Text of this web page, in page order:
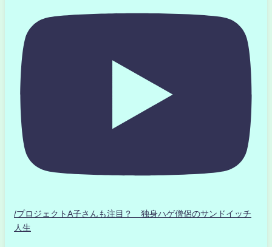
/プロジェクトA子さんも注目？ 独身ハゲ僧侶のサンドイッチ
人生